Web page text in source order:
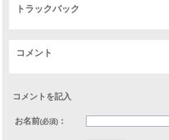
トラックバック
コメント
コメントを記入
お名前(必須) ：